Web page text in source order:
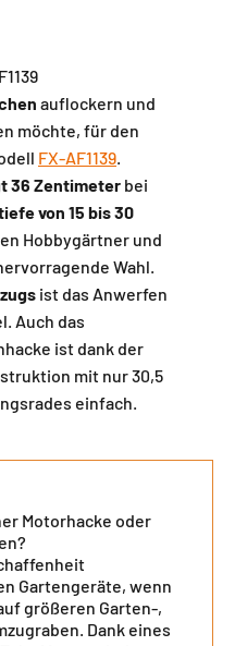
auflockern und
möchte, für den
FX-AF1139.
36 Zentimeter bei
von 15 bis 30
Hobbygärtner und
Wahl.
ist das Anwerfen
Auch das
ist dank der
mit nur 30,5
einfach.
Motorhacke oder
Gartengeräte, wenn
größeren Garten-,
Dank eines